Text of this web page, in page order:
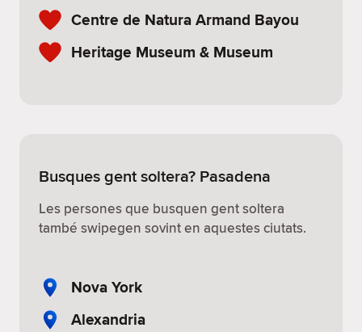
Centre de Natura Armand Bayou
Heritage Museum & Museum
Busques gent soltera? Pasadena
Les persones que busquen gent soltera
també swipegen sovint en aquestes ciutats.
Nova York
Alexandria